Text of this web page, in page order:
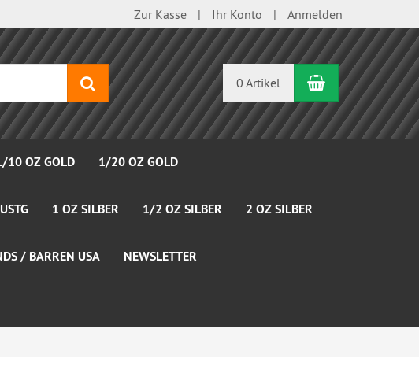
Zur Kasse Ihr Konto Anmelden
Suchen 0 Artikel Warenkorb
10 OZ GOLD 1/20 OZ GOLD
1 OZ SILBER 1/2 OZ SILBER 2 OZ SILBER
/ BARREN USA NEWSLETTER